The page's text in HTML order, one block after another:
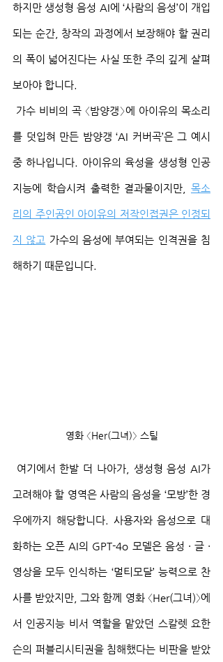
하지만 생성형 음성 AI에 ‘사람의 음성’이 개입
되는 순간, 창작의 과정에서 보장해야 할 권리
의 폭이 넓어진다는 사실 또한 주의 깊게 살펴
보아야 합니다.
를 덧입혀 만든 밤양갱 ‘AI 커버곡’은 그 예시
중 하나입니다. 아이유의 육성을 생성형 인공
지능에 학습시켜 출력한 결과물이지만, 목소
리의 주인공인 아이유의 저작인접권은 인정되
지 않고 가수의 음성에 부여되는 인격권을 침
해하기 때문입니다.
영화 〈Her(그녀)〉 스틸
고려해야 할 영역은 사람의 음성을 ‘모방’한 경
우에까지 해당합니다. 사용자와 음성으로 대
화하는 오픈 AI의 GPT-4o 모델은 음성 · 글 ·
영상을 모두 인식하는 ‘멀티모달’ 능력으로 찬
사를 받았지만, 그와 함께 영화 〈Her(그녀)〉에
서 인공지능 비서 역할을 맡았던 스칼렛 요한
슨의 퍼블리시티권을 침해했다는 비판을 받았